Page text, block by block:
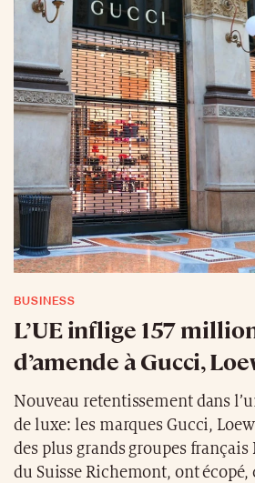
BUSINESS
L’UE inflige 157
d’amende à Gucci,
Nouveau retentissement dans
de luxe: les marques Gucci,
des plus grands groupes français
du Suisse Richemont, ont écopé,